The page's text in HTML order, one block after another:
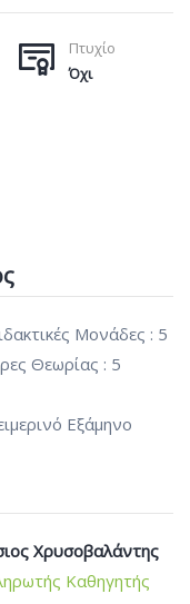
Πτυχίο
Όχι
Μονάδες : 5
Θεωρίας : 5
Εξάμηνο
Χρυσοβαλάντης
Καθηγητής